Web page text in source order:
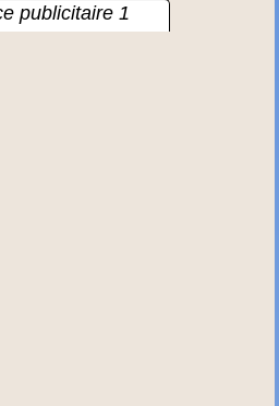
publicitaire 1